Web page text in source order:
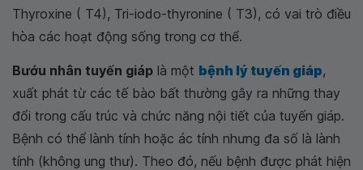
Thyroxine ( T4), Tri-iodo-thyronine ( T3), có vai trò điều
hòa các hoạt động sống trong cơ thể.
Bướu nhân tuyến giáp là một bệnh lý tuyến giáp,
xuất phát từ các tế bào bất thường gây ra những thay
đổi trong cấu trúc và chức năng nội tiết của tuyến giáp.
Bệnh có thể lành tính hoặc ác tính nhưng đa số là lành
tính (không ung thư). Theo đó, nếu bệnh được phát hiện